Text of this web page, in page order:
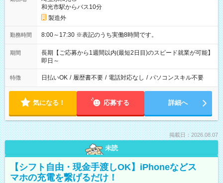
和光市駅からバス10分
製造外
勤務時間 8:00～17:30 ※表記のうち実働8時間です。
期間
長期【ご応募から1週間以内(最短2日目)のスピード就業が可能】
即日～
特徴 日払いOK / 履歴書不要 / 電話対応なし / パソコンスキル不要
気になる！ 応募する 詳細へ
掲載日：2026.08.07
未読
【シフト自由・現金手渡しOK】iPhoneなどス
マホの充電を繋げるだけ！